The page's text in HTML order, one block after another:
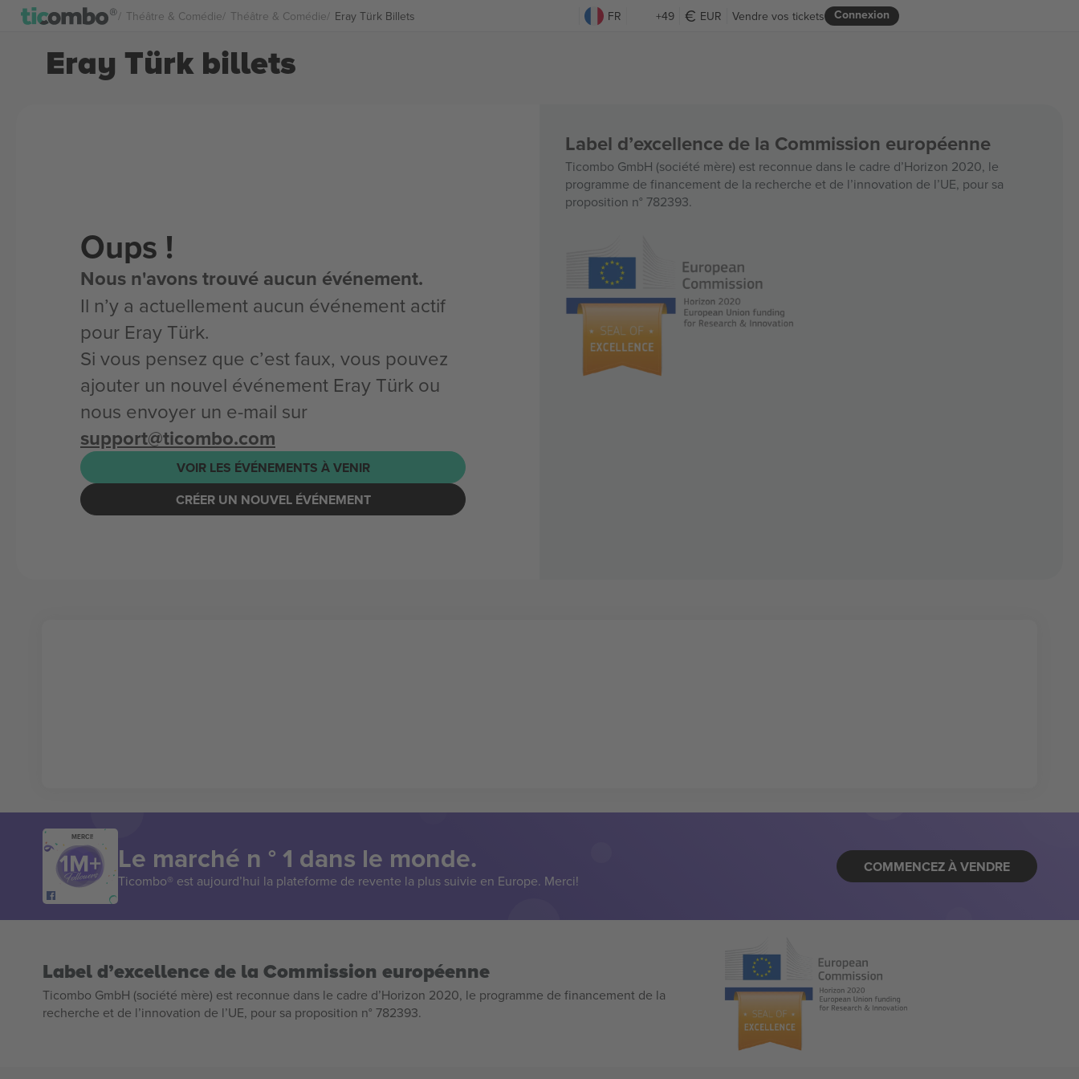
Théâtre & Comédie Théâtre & Comédie Eray Türk Billets FR +49 EUR Connexion
Vendre vos tickets
Eray Türk billets
Oups !
Nous n'avons trouvé aucun événement.
Il n’y a actuellement aucun événement actif
pour Eray Türk.
Si vous pensez que c’est faux, vous pouvez
ajouter un nouvel événement Eray Türk ou
nous envoyer un e-mail sur
support@ticombo.com
VOIR LES ÉVÉNEMENTS À VENIR
CRÉER UN NOUVEL ÉVÉNEMENT
Label d’excellence de la Commission européenne
Ticombo GmbH (société mère) est reconnue dans le cadre d’Horizon 2020, le
programme de financement de la recherche et de l’innovation de l’UE, pour sa
proposition n° 782393.
MERCI!
Le marché n ° 1 dans le monde.
Ticombo® est aujourd’hui la plateforme de revente la plus suivie en Europe. Merci!
COMMENCEZ À VENDRE
Label d’excellence de la Commission européenne
Ticombo GmbH (société mère) est reconnue dans le cadre d’Horizon 2020, le programme de financement de la
recherche et de l’innovation de l’UE, pour sa proposition n° 782393.